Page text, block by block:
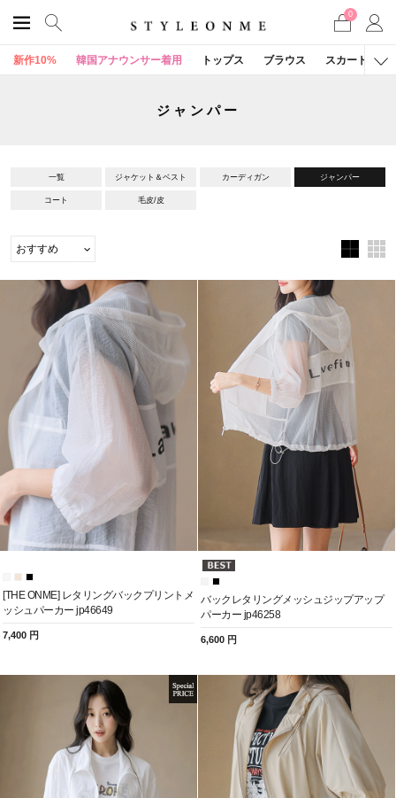
0
新作10% 韓国アナウンサー着用 トップス ブラウス スカート
ジャンパー
一覧 ジャケット＆ベスト カーディガン ジャンパー
コート 毛皮/皮
[THE ONME] レタリングバックプリントメ
ッシュパーカー jp46649
7,400 円
バックレタリングメッシュジップアップ
パーカー jp46258
6,600 円